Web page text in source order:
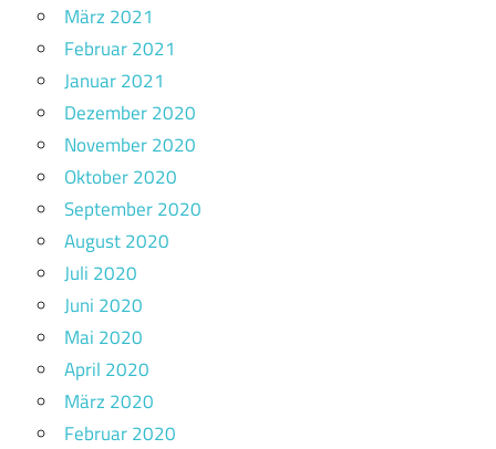
März 2021
Februar 2021
Januar 2021
Dezember 2020
November 2020
Oktober 2020
September 2020
August 2020
Juli 2020
Juni 2020
Mai 2020
April 2020
März 2020
Februar 2020